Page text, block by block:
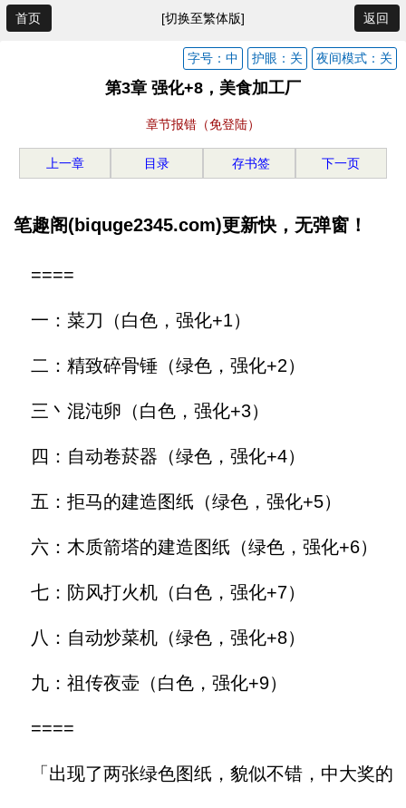
首页 [切换至繁体版] 返回
夜间模式：关
护眼：关
字号：中
第3章 强化+8，美食加工厂
章节报错（免登陆）
上一章 目录 存书签 下一页
笔趣阁(biquge2345.com)更新快，无弹窗！
====
一：菜刀（白色，强化+1）
二：精致碎骨锤（绿色，强化+2）
三丶混沌卵（白色，强化+3）
四：自动卷菸器（绿色，强化+4）
五：拒马的建造图纸（绿色，强化+5）
六：木质箭塔的建造图纸（绿色，强化+6）
七：防风打火机（白色，强化+7）
八：自动炒菜机（绿色，强化+8）
九：祖传夜壶（白色，强化+9）
====
「出现了两张绿色图纸，貌似不错，中大奖的